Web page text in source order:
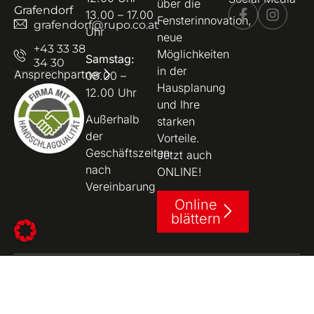
Grafendorf
grafendorf@rupo.co.at
+43 33 38
34 30
Ansprechpartner
13.00 – 17.00
Uhr
Samstag:
08.00 –
12.00 Uhr
Außerhalb
der
Geschäftszeiten
nach
Vereinbarung
über die
Fensterinnovation,
neue
Möglichkeiten
in der
Hausplanung
und Ihre
starken
Vorteile.
Jetzt auch
ONLINE!
Online
blättern